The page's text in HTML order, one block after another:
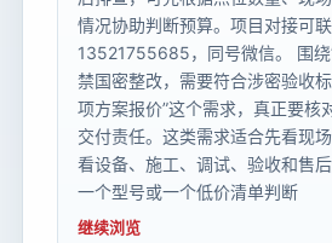
情况协助判断预算。项目对接可联
13521755685，同号微信。 围绕
禁国密整改，需要符合涉密验收
项方案报价”这个需求，真正要核
交付责任。这类需求适合先看现
看设备、施工、调试、验收和售
一个型号或一个低价清单判断
继续浏览